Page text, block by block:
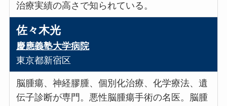
治療実績の高さで知られている。
佐々木光
慶應義塾大学病院
東京都新宿区
脳腫瘍、神経膠腫、個別化治療、化学療法、遺
伝子診断が専門。悪性脳腫瘍手術の名医。脳腫